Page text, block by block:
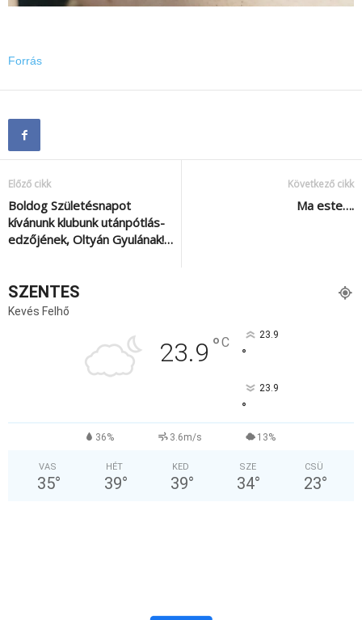
Forrás
Előző cikk
Boldog Születésnapot
kívánunk klubunk utánpótlás-
edzőjének, Oltyán Gyulának!…
Következő cikk
Ma este….
SZENTES
Kevés Felhő
23.9 °C 23.9
°
23.9
°
36% 3.6m/s 13%
VAS
35°
HÉT
39°
KED
39°
SZE
34°
CSÜ
23°